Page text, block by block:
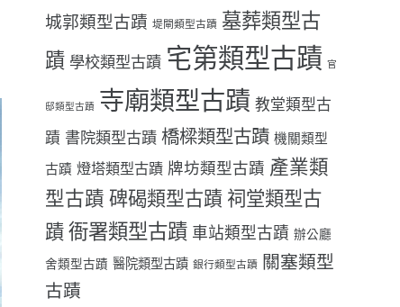
城郭類型古蹟 堤閘類型古蹟 墓葬類型古
蹟 學校類型古蹟 宅第類型古蹟 官
邸類型古蹟 寺廟類型古蹟 教堂類型古
蹟 書院類型古蹟 橋樑類型古蹟 機關類型
古蹟 燈塔類型古蹟 牌坊類型古蹟 產業類
型古蹟 碑碣類型古蹟 祠堂類型古
蹟 衙署類型古蹟 車站類型古蹟 辦公廳
舍類型古蹟 醫院類型古蹟 銀行類型古蹟 關塞類型
古蹟